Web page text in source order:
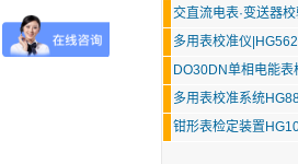
交直流电表·变送器
多用表校准仪
DO30DN单相电能表
多用表校准系统
钳形表检定装置